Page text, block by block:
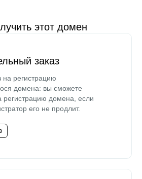
этот домен
заказ
регистрацию
домена: вы сможете
регистрацию домена, если
его не продлит.